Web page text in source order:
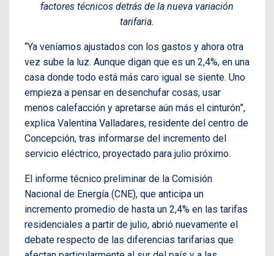
factores técnicos detrás de la nueva variación
tarifaria.
“Ya veníamos ajustados con los gastos y ahora otra
vez sube la luz. Aunque digan que es un 2,4%, en una
casa donde todo está más caro igual se siente. Uno
empieza a pensar en desenchufar cosas, usar
menos calefacción y apretarse aún más el cinturón”,
explica Valentina Valladares, residente del centro de
Concepción, tras informarse del incremento del
servicio eléctrico, proyectado para julio próximo.
El informe técnico preliminar de la Comisión
Nacional de Energía (CNE), que anticipa un
incremento promedio de hasta un 2,4% en las tarifas
residenciales a partir de julio, abrió nuevamente el
debate respecto de las diferencias tarifarias que